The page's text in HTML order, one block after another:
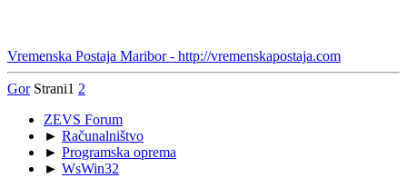
Vremenska Postaja Maribor - http://vremenskapostaja.com
Gor Strani1 2
ZEVS Forum
► Računalništvo
► Programska oprema
► WsWin32